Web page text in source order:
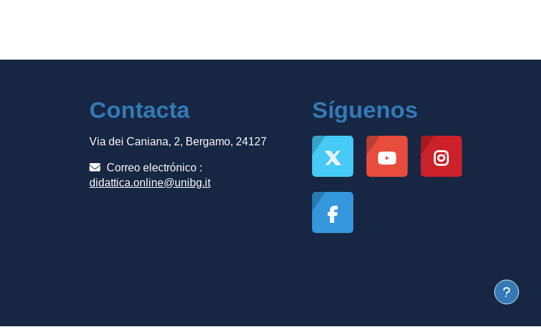
Contacta
Via dei Caniana, 2, Bergamo, 24127
Correo electrónico :
didattica.online@unibg.it
Síguenos